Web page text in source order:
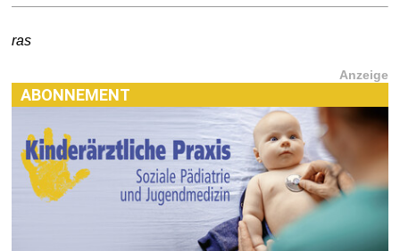
ras
Anzeige
ABONNEMENT